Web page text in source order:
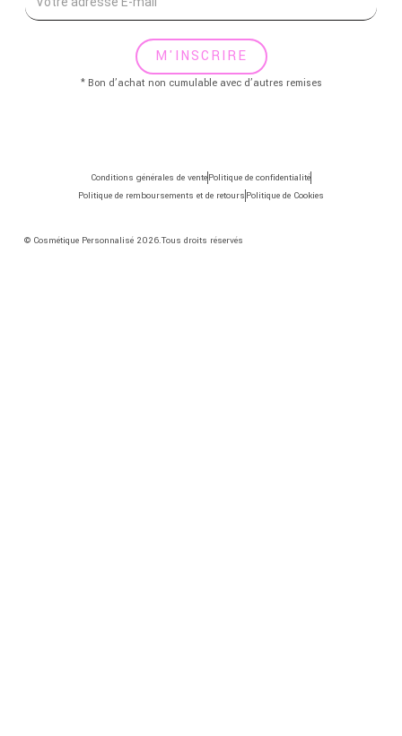
M'INSCRIRE
* Bon d’achat non cumulable avec d’autres remises
© Cosmétique Personnalisé 2026.Tous droits réservés
Conditions générales de ventePolitique de confidentialité
Politique de remboursements et de retours Politique de Cookies